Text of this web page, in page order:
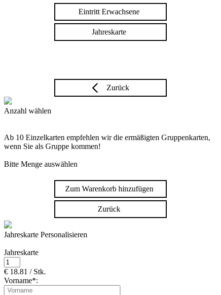
Eintritt Erwachsene
Jahreskarte
Zurück
Anzahl wählen
Ab 10 Einzelkarten empfehlen wir die ermäßigten Gruppenkarten,
wenn Sie als Gruppe kommen!
Bitte Menge auswählen
Zum Warenkorb hinzufügen
Zurück
Jahreskarte Personalisieren
Jahreskarte
€ 18.81 / Stk.
Vorname*: